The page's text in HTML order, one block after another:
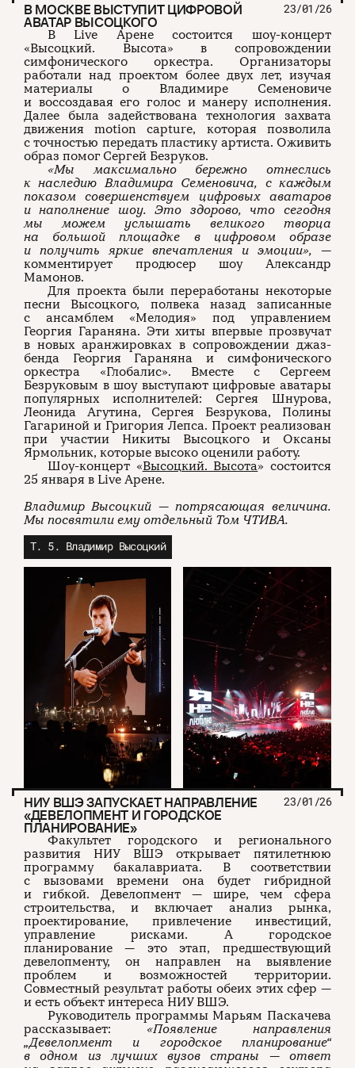
В МОСКВЕ ВЫСТУПИТ ЦИФРОВОЙ
АВАТАР ВЫСОЦКОГО
23/01/26
В Live Арене состоится шоу-концерт
«Высоцкий. Высота» в сопровождении
симфонического оркестра. Организаторы
работали над проектом более двух лет, изучая
материалы о Владимире Семеновиче
и воссоздавая его голос и манеру исполнения.
Далее была задействована технология захвата
движения motion capture, которая позволила
с точностью передать пластику артиста. Оживить
образ помог Сергей Безруков.
«Мы максимально бережно отнеслись
к наследию Владимира Семеновича, с каждым
показом совершенствуем цифровых аватаров
и наполнение шоу. Это здорово, что сегодня
мы можем услышать великого творца
на большой площадке в цифровом образе
и получить яркие впечатления и эмоции», —
комментирует продюсер шоу Александр
Мамонов.
Для проекта были переработаны некоторые
песни Высоцкого, полвека назад записанные
с ансамблем «Мелодия» под управлением
Георгия Гараняна. Эти хиты впервые прозвучат
в новых аранжировках в сопровождении джаз-
бенда Георгия Гараняна и симфонического
оркестра «Глобалис». Вместе с Сергеем
Безруковым в шоу выступают цифровые аватары
популярных исполнителей: Сергея Шнурова,
Леонида Агутина, Сергея Безрукова, Полины
Гагариной и Григория Лепса. Проект реализован
при участии Никиты Высоцкого и Оксаны
Ярмольник, которые высоко оценили работу.
Шоу-концерт «Высоцкий. Высота» состоится
25 января в Live Арене.
Владимир Высоцкий — потрясающая величина.
Мы посвятили ему отдельный Том ЧТИВА.
Т. 5. Владимир Высоцкий
НИУ ВШЭ ЗАПУСКАЕТ НАПРАВЛЕНИЕ
«ДЕВЕЛОПМЕНТ И ГОРОДСКОЕ
ПЛАНИРОВАНИЕ»
23/01/26
Факультет городского и регионального
развития НИУ ВШЭ открывает пятилетнюю
программу бакалавриата. В соответствии
с вызовами времени она будет гибридной
и гибкой. Девелопмент — шире, чем сфера
строительства, и включает анализ рынка,
проектирование, привлечение инвестиций,
управление рисками. А городское
планирование — это этап, предшествующий
девелопменту, он направлен на выявление
проблем и возможностей территории.
Совместный результат работы обеих этих сфер —
и есть объект интереса НИУ ВШЭ.
Руководитель программы Марьям Паскачева
рассказывает: «Появление направления
„Девелопмент и городское планирование“
в одном из лучших вузов страны — ответ